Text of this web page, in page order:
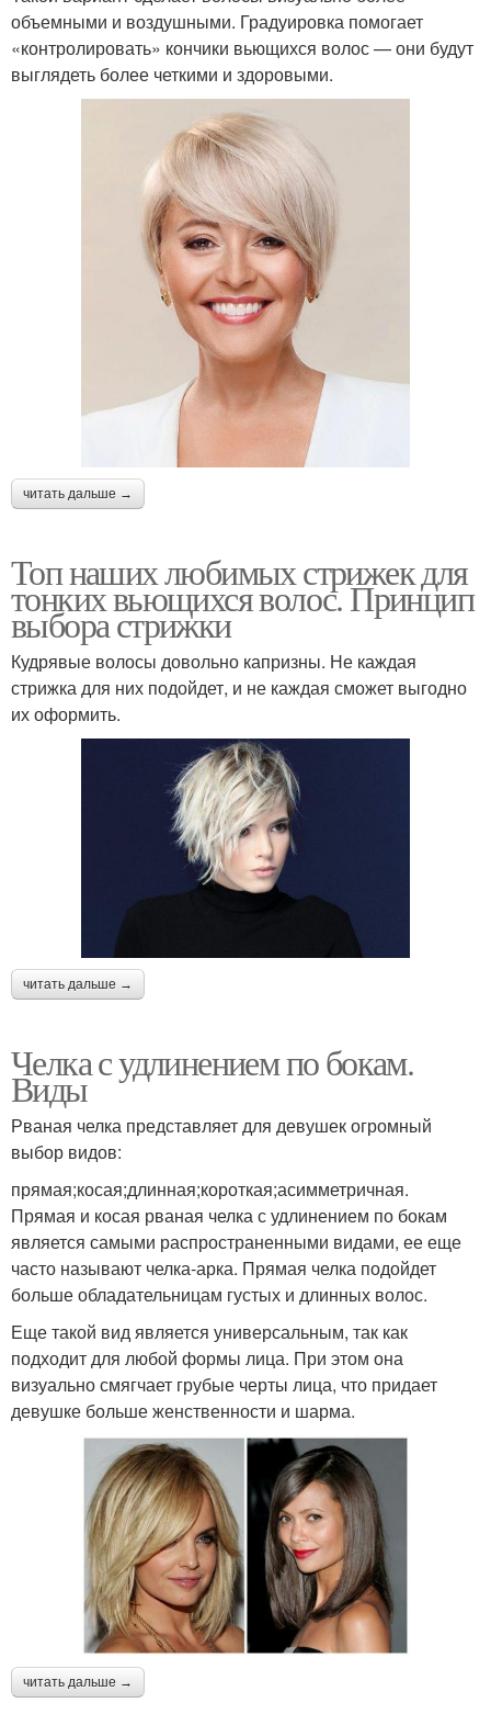
объемными и воздушными. Градуировка помогает
«контролировать» кончики вьющихся волос — они будут
выглядеть более четкими и здоровыми.
читать дальше →
Топ наших любимых стрижек для
тонких вьющихся волос. Принцип
выбора стрижки
Кудрявые волосы довольно капризны. Не каждая
стрижка для них подойдет, и не каждая сможет выгодно
их оформить.
читать дальше →
Челка с удлинением по бокам.
Виды
Рваная челка представляет для девушек огромный
выбор видов:
прямая;косая;длинная;короткая;асимметричная.
Прямая и косая рваная челка с удлинением по бокам
является самыми распространенными видами, ее еще
часто называют челка-арка. Прямая челка подойдет
больше обладательницам густых и длинных волос.
Еще такой вид является универсальным, так как
подходит для любой формы лица. При этом она
визуально смягчает грубые черты лица, что придает
девушке больше женственности и шарма.
читать дальше →